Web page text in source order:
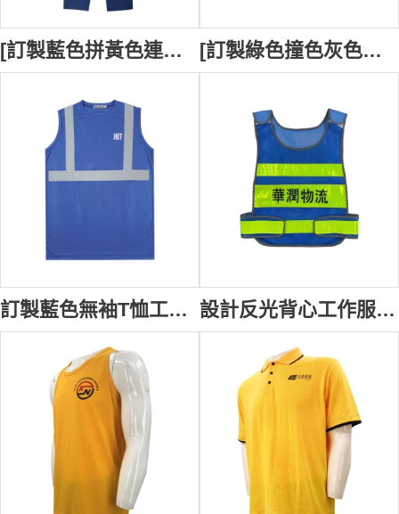
[訂製藍色拼黃色連體工業制服] ｜印花logo｜上下身設計反光帶｜物流運輸行業工業制服｜團體員工制服｜Toll｜D434 [訂製綠色撞色灰色男裝Polo恤] ｜ 運輸物流公司員工制服｜企業商務高端工作服｜新加坡 船廠 物流行業 P1628
訂製藍色無袖T恤工業制服 反光帶設計 物流運輸背心工業制服 搬運工 救護服務 男裝工業制服 D405 設計反光背心工作服 訂製舒適透風網眼布 國企 物流行業 倉庫租賃 貨運代理 集裝箱與散貨運輸 反光條背心外套專門店 工業制服中心 D388